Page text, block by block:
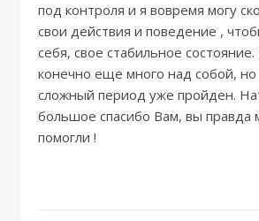
под контроля и я вовремя могу
свои действия и поведение ,
себя, свое стабильное
конечно еще много над собой,
сложный период уже пройден.
большое спасибо Вам, вы правда
помогли !